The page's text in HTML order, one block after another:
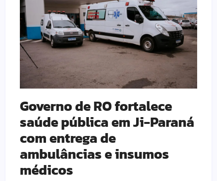
Governo de RO fortalece
saúde pública em Ji-Paraná
com entrega de
ambulâncias e insumos
médicos